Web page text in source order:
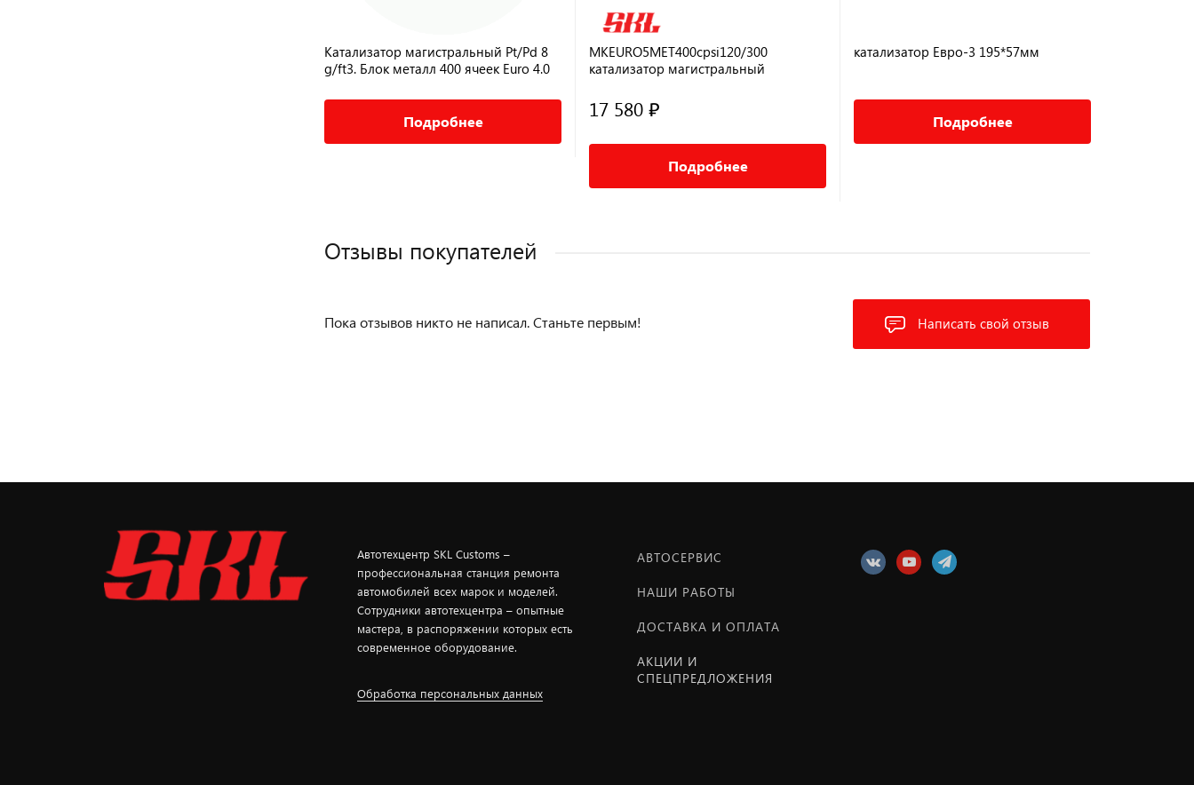
Катализатор магистральный Pt/Pd 8
g/ft3. Блок металл 400 ячеек Euro 4.0
Подробнее
MKEURO5MET400cpsi120/300
катализатор магистральный
17 580 ₽
Подробнее
катализатор Евро-3 195*57мм
Подробнее
Отзывы покупателей
Написать свой отзыв
Пока отзывов никто не написал. Станьте первым!
Автотехцентр SKL Customs –
профессиональная станция ремонта
автомобилей всех марок и моделей.
Сотрудники автотехцентра – опытные
мастера, в распоряжении которых есть
современное оборудование.
Обработка персональных данных
АВТОСЕРВИС
НАШИ РАБОТЫ
ДОСТАВКА И ОПЛАТА
АКЦИИ И
СПЕЦПРЕДЛОЖЕНИЯ